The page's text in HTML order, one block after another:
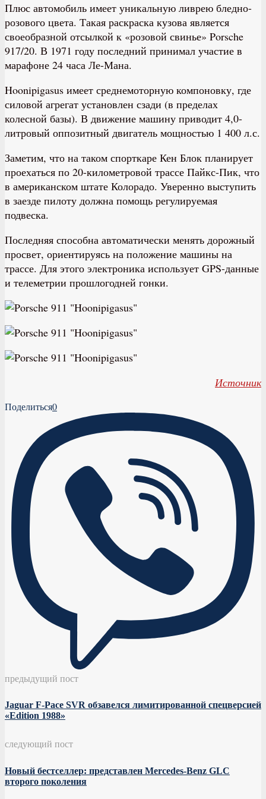
Плюс автомобиль имеет уникальную ливрею бледно-
розового цвета. Такая раскраска кузова является
своеобразной отсылкой к «розовой свинье» Porsche
917/20. В 1971 году последний принимал участие в
марафоне 24 часа Ле-Мана.
Hoonipigasus имеет среднемоторную компоновку, где
силовой агрегат установлен сзади (в пределах
колесной базы). В движение машину приводит 4,0-
литровый оппозитный двигатель мощностью 1 400 л.с.
Заметим, что на таком спорткаре Кен Блок планирует
проехаться по 20-километровой трассе Пайкс-Пик, что
в американском штате Колорадо. Уверенно выступить
в заезде пилоту должна помощь регулируемая
подвеска.
Последняя способна автоматически менять дорожный
просвет, ориентируясь на положение машины на
трассе. Для этого электроника использует GPS-данные
и телеметрии прошлогодней гонки.
Источник
Поделиться0
предыдущий пост
Jaguar F-Pace SVR обзавелся лимитированной спецверсией
«Edition 1988»
следующий пост
Новый бестселлер: представлен Mercedes-Benz GLC
второго поколения